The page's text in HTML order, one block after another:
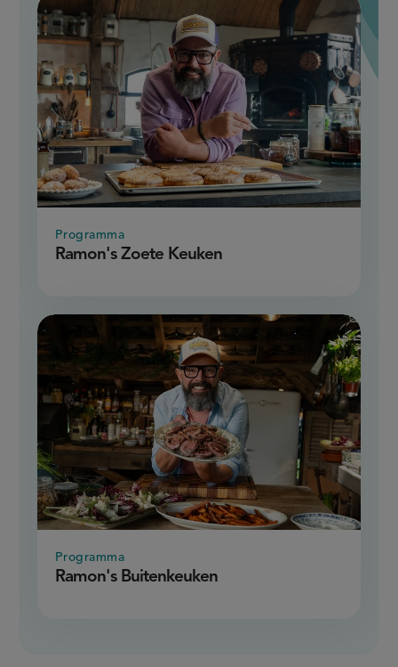
Ramon's Zoete Keuken
Programma
Ramon's Buitenkeuken
Programma